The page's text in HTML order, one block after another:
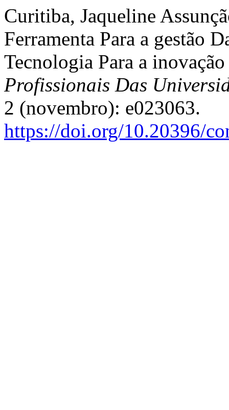
Curitiba, Jaqueline
Ferramenta Para a gestão
Tecnologia Para a
Profissionais Das
2 (novembro): e023063.
https://doi.org/10.20396/